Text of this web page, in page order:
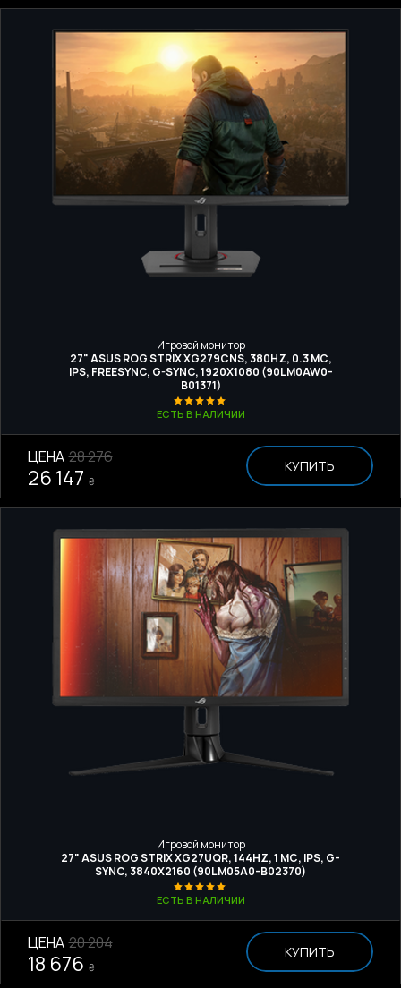
Игровой монитор
27" ASUS ROG STRIX XG279CNS, 380HZ, 0.3 МС,
IPS, FREESYNC, G-SYNC, 1920X1080 (90LM0AW0-
B01371)
ЕСТЬ В НАЛИЧИИ
ЦЕНА 28 276
26 147 ₴
КУПИТЬ
Игровой монитор
27" ASUS ROG STRIX XG27UQR, 144HZ, 1 МС, IPS, G-
SYNC, 3840Х2160 (90LM05A0-B02370)
ЕСТЬ В НАЛИЧИИ
ЦЕНА 20 204
18 676 ₴
КУПИТЬ